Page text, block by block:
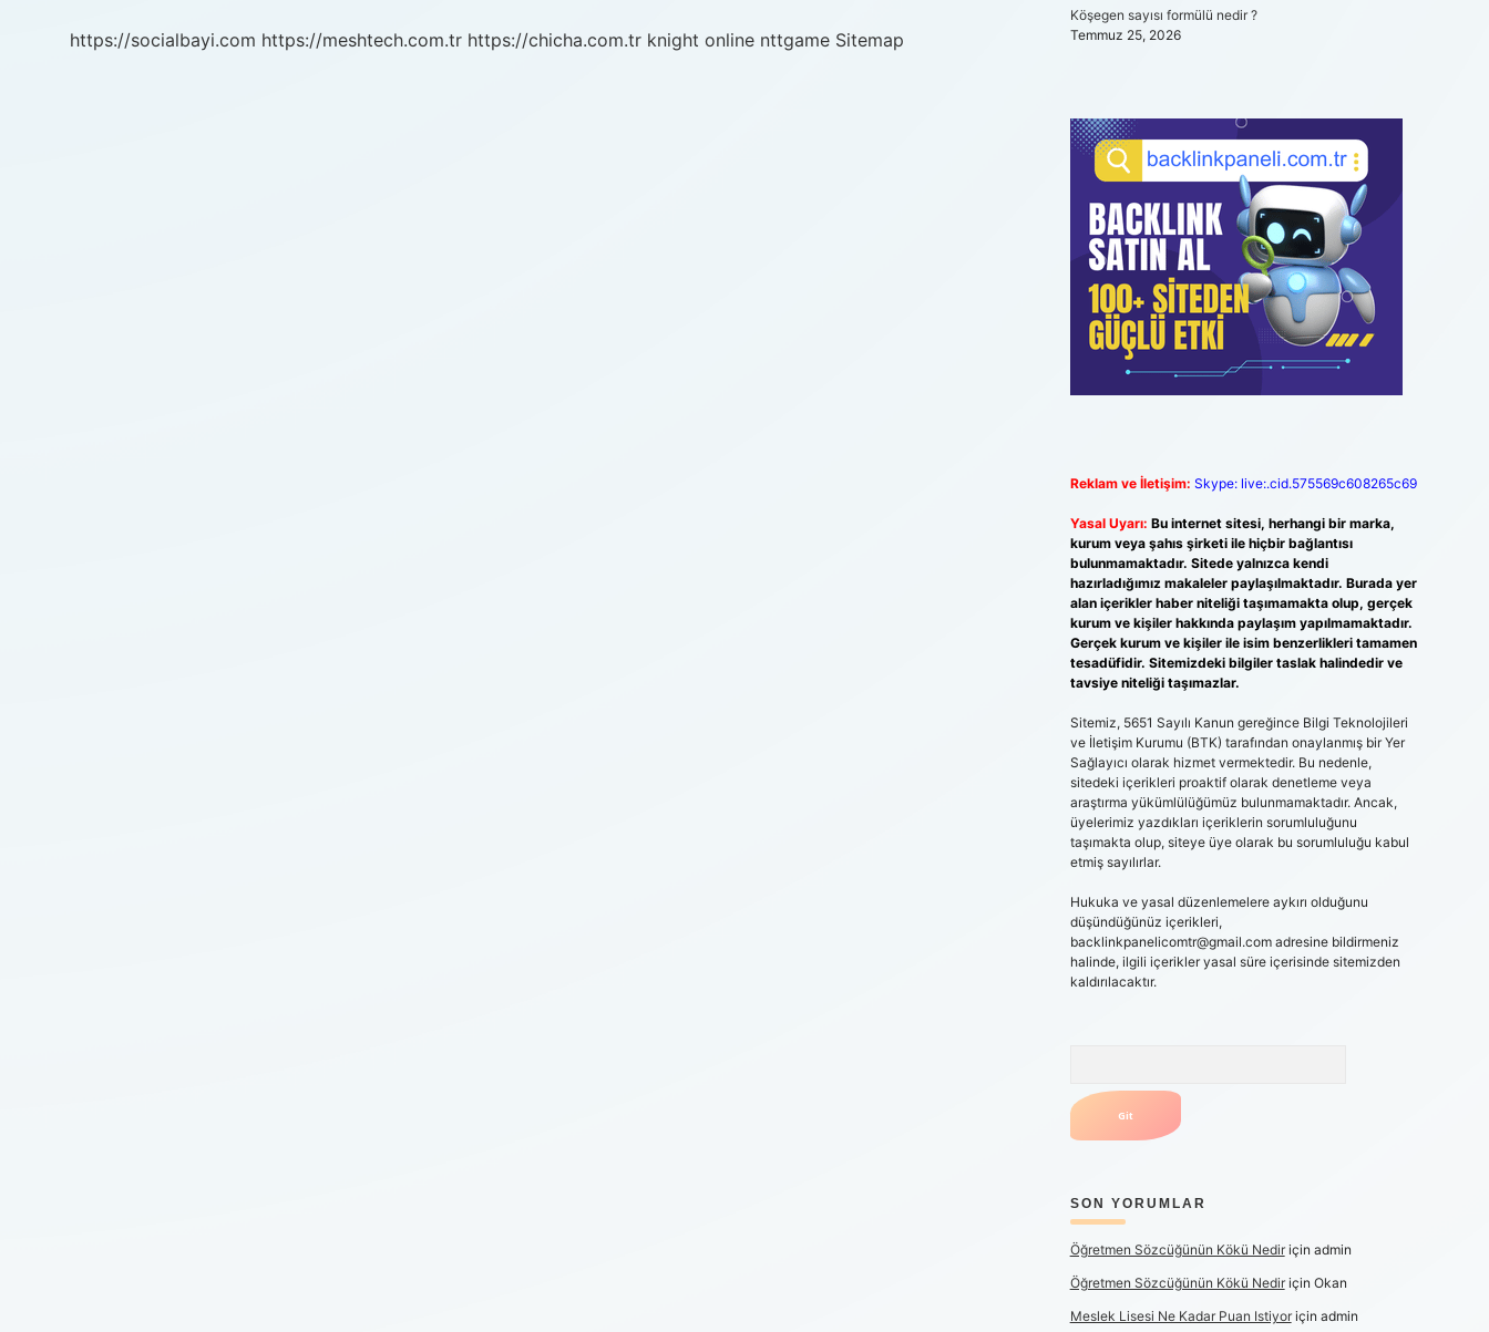
https://socialbayi.com https://meshtech.com.tr https://chicha.com.tr knight online nttgame Sitemap
Köşegen sayısı formülü nedir ?
Temmuz 25, 2026
Reklam ve İletişim: Skype: live:.cid.575569c608265c69
Yasal Uyarı: Bu internet sitesi, herhangi bir marka,
kurum veya şahıs şirketi ile hiçbir bağlantısı
bulunmamaktadır. Sitede yalnızca kendi
hazırladığımız makaleler paylaşılmaktadır. Burada yer
alan içerikler haber niteliği taşımamakta olup, gerçek
kurum ve kişiler hakkında paylaşım yapılmamaktadır.
Gerçek kurum ve kişiler ile isim benzerlikleri tamamen
tesadüfidir. Sitemizdeki bilgiler taslak halindedir ve
tavsiye niteliği taşımazlar.
Sitemiz, 5651 Sayılı Kanun gereğince Bilgi Teknolojileri
ve İletişim Kurumu (BTK) tarafından onaylanmış bir Yer
Sağlayıcı olarak hizmet vermektedir. Bu nedenle,
sitedeki içerikleri proaktif olarak denetleme veya
araştırma yükümlülüğümüz bulunmamaktadır. Ancak,
üyelerimiz yazdıkları içeriklerin sorumluluğunu
taşımakta olup, siteye üye olarak bu sorumluluğu kabul
etmiş sayılırlar.
Hukuka ve yasal düzenlemelere aykırı olduğunu
düşündüğünüz içerikleri,
backlinkpanelicomtr@gmail.comadresine bildirmeniz
halinde, ilgili içerikler yasal süre içerisinde sitemizden
kaldırılacaktır.
SON YORUMLAR
Öğretmen Sözcüğünün Kökü Nediriçin admin
Öğretmen Sözcüğünün Kökü Nediriçin Okan
Meslek Lisesi Ne Kadar Puan Istiyoriçin admin